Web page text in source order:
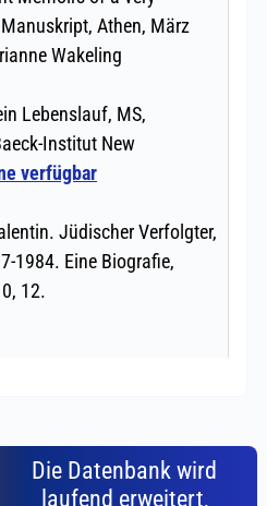
Die Datenbank wird
laufend erweitert,